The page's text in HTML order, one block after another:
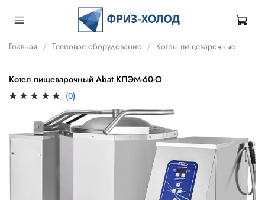
Главная Тепловое оборудование Котлы пищеварочные
Котел пищеварочный Abat КПЭМ-60-О
(0)